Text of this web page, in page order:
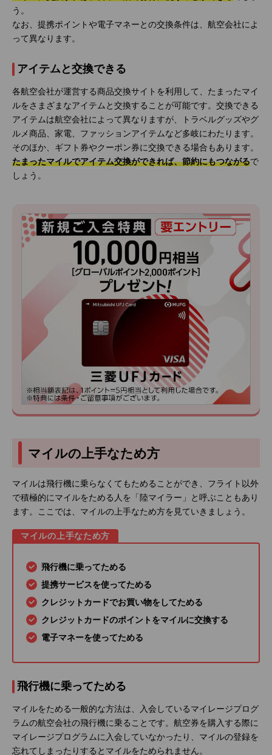
う。
なお、提携ポイントや電子マネーとの交換条件は、航空会社によ
って異なります。
アイテムと交換できる
各航空会社が運営する商品交換サイトを利用して、たまったマイ
ルをさまざまなアイテムと交換することが可能です。交換できる
アイテムは航空会社によって異なりますが、トラベルグッズやグ
ルメ商品、家電、ファッションアイテムなど多岐にわたります。
そのほか、ギフト券やクーポン券に交換できる場合もあります。
たまったマイルでアイテム交換ができれば、節約にもつながるで
しょう。
マイルの上手なため方
マイルは飛行機に乗らなくてもためることができ、フライト以外
で積極的にマイルをためる人を「陸マイラー」と呼ぶこともあり
ます。ここでは、マイルの上手なため方を見ていきましょう。
マイルの上手なため方
飛行機に乗ってためる
提携サービスを使ってためる
クレジットカードでお買い物をしてためる
クレジットカードのポイントをマイルに交換する
電子マネーを使ってためる
飛行機に乗ってためる
マイルをためる一般的な方法は、入会しているマイレージプログ
ラムの航空会社の飛行機に乗ることです。航空券を購入する際に
マイレージプログラムに入会していなかったり、マイルの登録を
忘れてしまったりするとマイルをためられません。